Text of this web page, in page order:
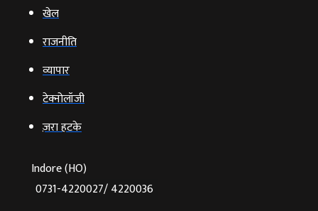
खेल
राजनीति
व्‍यापार
टेक्‍नोलॉजी
ज़रा हटके
Indore (HO)
0731-4220027/ 4220036